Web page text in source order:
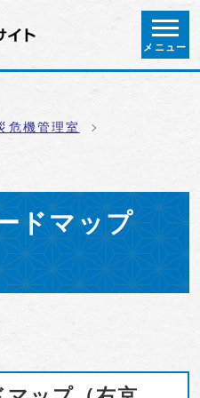
メニュー
危機管理室
ドマップ